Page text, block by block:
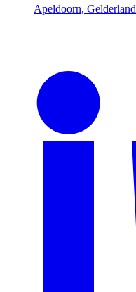
Apeldoorn, Gelderland